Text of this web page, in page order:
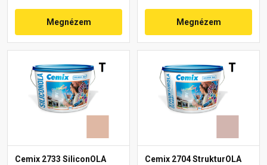
Megnézem Megnézem
Cemix 2733 SiliconOLA
Cemix 2704 StrukturOLA